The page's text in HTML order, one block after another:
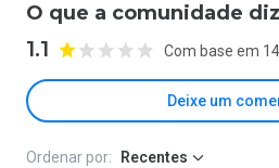
O que a comunidade
1.1 Com base em
Deixe um
Ordenar por: Recentes